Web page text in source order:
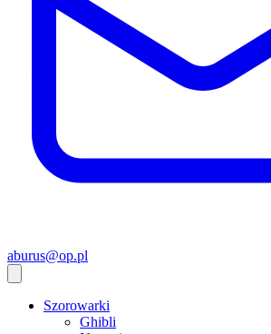
aburus@op.pl
Szorowarki
Ghibli